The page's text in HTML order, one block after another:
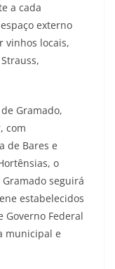
a cada
externo
vinhos locais,
Gramado,
com
de Bares e
o
seguirá
estabelecidos
Governo Federal
municipal e